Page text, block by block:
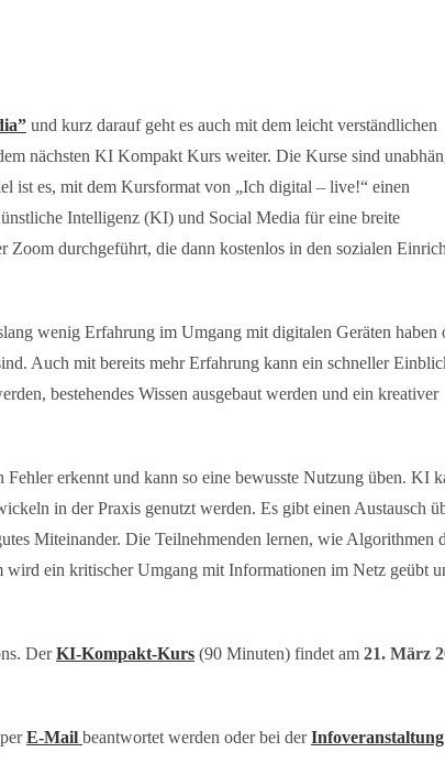
und kurz darauf geht es auch mit dem leicht verständlichen
nächsten KI Kompakt Kurs weiter. Die Kurse sind
ist es, mit dem Kursformat von „Ich digital – live!“ einen
Intelligenz (KI) und Social Media für eine breite
durchgeführt, die dann kostenlos in den sozialen
wenig Erfahrung im Umgang mit digitalen Geräten haben
Auch mit bereits mehr Erfahrung kann ein schneller
bestehendes Wissen ausgebaut werden und ein kreativer
erkennt und kann so eine bewusste Nutzung üben. KI
in der Praxis genutzt werden. Es gibt einen Austausch
Miteinander. Die Teilnehmenden lernen, wie Algorithmen
wird ein kritischer Umgang mit Informationen im Netz geübt
DerKI-Kompakt-Kurs (90 Minuten) findet am 21. März
E-Mail beantwortet werden oder bei derInfoveranstaltung